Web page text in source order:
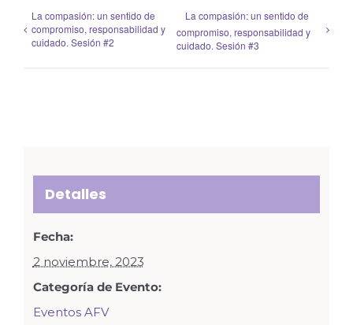
La compasión: un sentido de
compromiso, responsabilidad y
cuidado. Sesión #2
La compasión: un sentido de
compromiso, responsabilidad y
cuidado. Sesión #3
Detalles
Fecha:
2 noviembre, 2023
Categoría de Evento:
Eventos AFV